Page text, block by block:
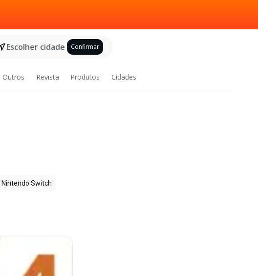
Escolher cidade Confirmar
Outros Revista Produtos Cidades
Nintendo Switch